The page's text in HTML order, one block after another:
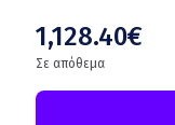
1,128.40€
Σε απόθεμα